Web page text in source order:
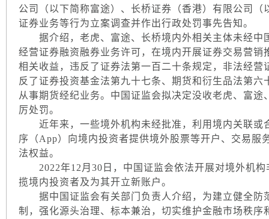
公司（以下简称富途）、长桥证券（香港）有限公司
证券业务等行为立案调查并作出行政处罚事先告知。
据介绍，老虎、富途、长桥境内外相关主体未经中
经营证券融资融券业务许可，在境内开展证券交易营
相关收益，违反了证券法第一百二十条规定，非法经
反了证券投资基金法第九十七条、期货和衍生品法第
从事期货经纪业务。中国证监会拟决定没收老虎、富
厉处罚。
近年来，一些境外机构未经批准，利用境内关联或
序（App）向境内投资者提供境外股票等开户、交易服
法权益。
2022年12月30日，中国证监会依法开展对境外机构
揽境内投资者及为其开立新账户。
据中国证监会有关部门负责人介绍，为建立健全防
制，强化源头治理、标本兼治，切实维护金融市场秩